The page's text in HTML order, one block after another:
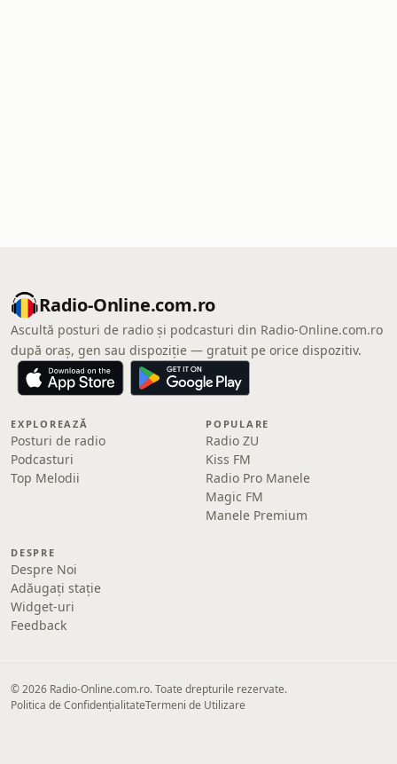
Radio-Online.com.ro
Ascultă posturi de radio și podcasturi din Radio-Online.com.ro
după oraș, gen sau dispoziție — gratuit pe orice dispozitiv.
EXPLOREAZĂ
Posturi de radio
Podcasturi
Top Melodii
POPULARE
Radio ZU
Kiss FM
Radio Pro Manele
Magic FM
Manele Premium
DESPRE
Despre Noi
Adăugați stație
Widget-uri
Feedback
© 2026 Radio-Online.com.ro. Toate drepturile rezervate.
Politica de ConfidențialitateTermeni de Utilizare